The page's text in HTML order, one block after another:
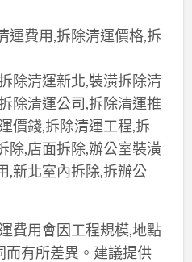
運費用,拆除清運價格,拆
除清運新北,裝潢拆除清
除清運公司,拆除清運推
價錢,拆除清運工程,拆
除,店面拆除,辦公室裝潢
,新北室內拆除,拆辦公
費用會因工程規模,地點
而有所差異。建議提供